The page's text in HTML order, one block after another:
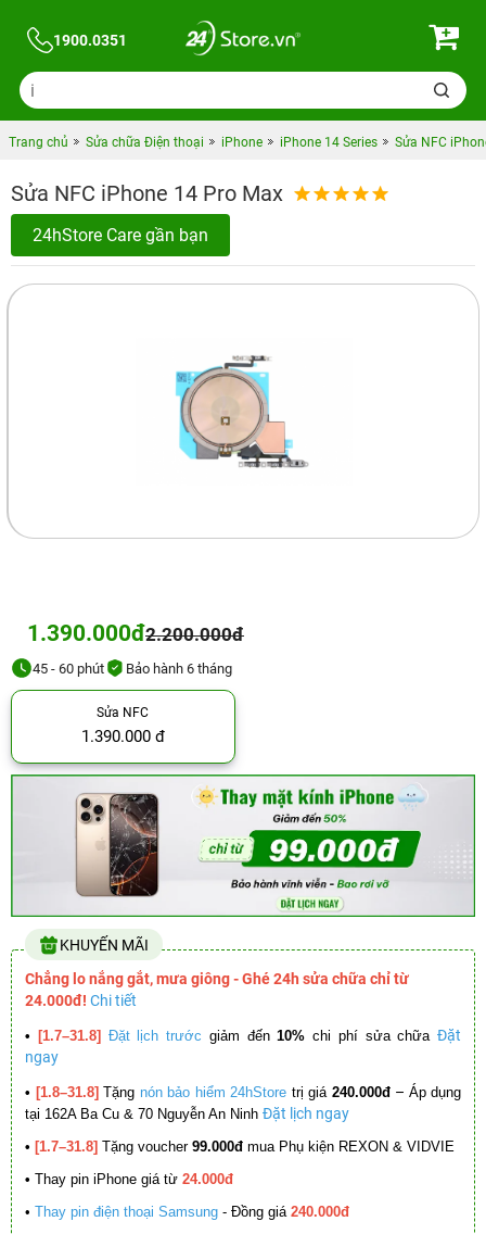
1900.0351
Trang chủ Sửa chữa Điện thoại iPhone iPhone 14 Series Sửa NFC
Sửa NFC iPhone 14 Pro Max
24hStore Care gần bạn
1.390.000đ2.200.000đ
45 - 60 phút Bảo hành 6 tháng
Sửa NFC
1.390.000 đ
KHUYẾN MÃI
Chẳng lo nắng gắt, mưa giông - Ghé 24h sửa chữa chỉ từ
24.000đ! Chi tiết
• [1.7–31.8] Đặt lịch trước giảm đến10% chi phí sửa chữa Đặt
ngay
• [1.8–31.8] Tặng nón bảo hiểm 24hStore trị giá 240.000đ – Áp dụng
tại 162A Ba Cu & 70 Nguyễn An Ninh Đặt lịch ngay
• [1.7–31.8] Tặng voucher 99.000đ mua Phụ kiện REXON & VIDVIE
• Thay pin iPhone giá từ 24.000đ
• Thay pin điện thoại Samsung - Đồng giá 240.000đ